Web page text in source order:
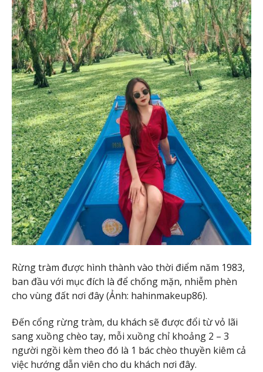
Rừng tràm được hình thành vào thời điểm năm 1983,
ban đầu với mục đích là để chống mặn, nhiễm phèn
cho vùng đất nơi đây (Ảnh: hahinmakeup86).
Đến cổng rừng tràm, du khách sẽ được đổi từ vỏ lãi
sang xuồng chèo tay, mỗi xuồng chỉ khoảng 2 – 3
người ngồi kèm theo đó là 1 bác chèo thuyền kiêm cả
việc hướng dẫn viên cho du khách nơi đây.